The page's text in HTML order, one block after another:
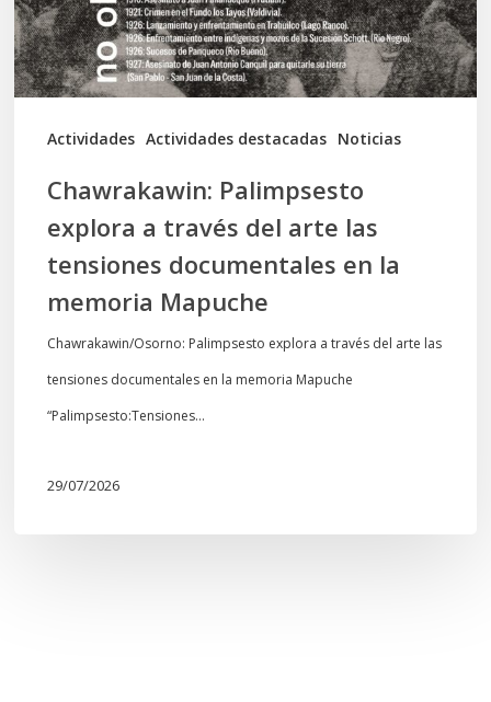
Actividades Actividades destacadas Noticias
arte
las
tensiones
documentales
memoria
Mapuche
Chawrakawin: Palimpsesto
explora a través del arte las
tensiones documentales en la
memoria Mapuche
Chawrakawin/Osorno: Palimpsesto explora a través del arte las
tensiones documentales en la memoria Mapuche
“Palimpsesto:Tensiones…
29/07/2026